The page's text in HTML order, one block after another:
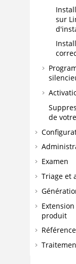
sur
de
Examen
Triage et
produit
Référence